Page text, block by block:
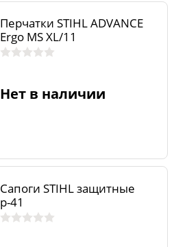
Перчатки STIHL ADVANCE
Ergo MS XL/11
Нет в наличии
Сапоги STIHL защитные
р-41